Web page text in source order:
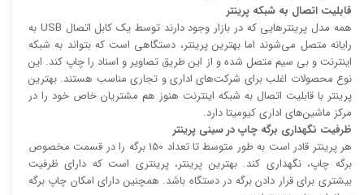
قابلیت اتصال به شبکه پرینتر
همه مدل پرینتر‌هایی که در بازار وجود دارند توسط یک کابل اتصال USB به
رایانه متصل می‌شوند اما بهترین پرینتر، دستگاهی است که بتواند به شبکه
اینترنت و بی سیم متصل شده و از این طریق تصاویر و اسناد را چاپ کند. این
نوع محصولات اغلب برای شرکت‌های اداری و تجاری مناسب هستند. بهترین
پرینتر با قابلیت اتصال به شبکه اینترنت هنوز هم مشتریان خاص خود را در
مرکز ماشین‌های اداری کیومیتا دارد.
ظرفیت نگهداری برگه چاپ در سینی پرینتر
هر پرینتر قادر است به طور متوسط تا تعداد 150 برگه را در قسمت مخصوص
برگه چاپ، نگهداری کند. بهترین پرینتر، پرینتری است که دارای ظرفیت
بیشتری برای قرار دادن برگه در دستگاه باشد. همچنین دارای امکان چاپ برگه